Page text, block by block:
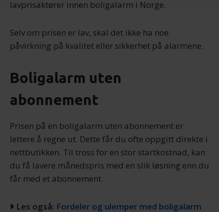
Vi bruker informasjonskapsler for å gi innhold og
dessuten informasjon om hvordan du bruker nettstedet
vårt, med partnerne våre innen sosiale medier,
med annen informasjon du har gjort tilgjengelig for dem,
eller som de har samlet inn gjennom din bruk av
tjenestene deres.
lavprisaktører innen boligalarm i Norge.
Selv om prisen er lav, skal det ikke ha noe
påvirkning på kvalitet eller sikkerhet på alarmene.
Boligalarm uten
abonnement
Prisen på en boligalarm uten abonnement er
lettere å regne ut. Dette får du ofte oppgitt direkte i
nettbutikken. Til tross for en stor startkostnad, kan
du få lavere månedspris med en slik løsning enn du
får med et abonnement.
Les også: Fordeler og ulemper med boligalarm